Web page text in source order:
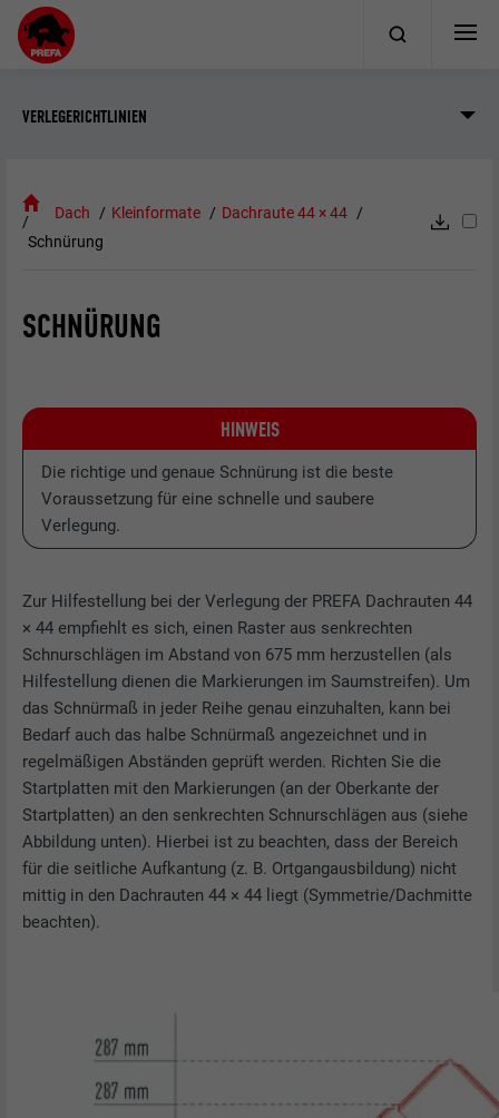
VERLEGERICHTLINIEN
Dach Kleinformate
Dachraute 44 × 44
Schnürung
SCHNÜRUNG
HINWEIS
Die richtige und genaue Schnürung ist die beste
Voraussetzung für eine schnelle und saubere
Verlegung.
Zur Hilfestellung bei der Verlegung der PREFA Dachrauten 44
× 44 empfiehlt es sich, einen Raster aus senkrechten
Schnurschlägen im Abstand von 675 mm herzustellen (als
Hilfestellung dienen die Markierungen im Saumstreifen). Um
das Schnürmaß in jeder Reihe genau einzuhalten, kann bei
Bedarf auch das halbe Schnürmaß angezeichnet und in
regelmäßigen Abständen geprüft werden. Richten Sie die
Startplatten mit den Markierungen (an der Oberkante der
Startplatten) an den senkrechten Schnurschlägen aus (siehe
Abbildung unten). Hierbei ist zu beachten, dass der Bereich
für die seitliche Aufkantung (z. B. Ortgangausbildung) nicht
mittig in den Dachrauten 44 × 44 liegt (Symmetrie/Dachmitte
beachten).